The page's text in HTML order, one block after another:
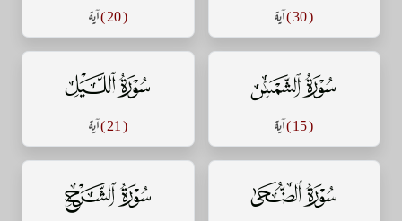
( 30 ) آية ( 20 ) آية
سورة الشمس
( 15 ) آية
سورة الليل
( 21 ) آية
سورة الضحى سورة الشرح